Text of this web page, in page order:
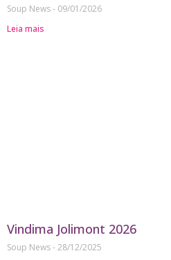
Soup News
09/01/2026
Leia mais
Vindima Jolimont 2026
Soup News 28/12/2025